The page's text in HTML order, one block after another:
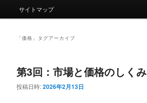
ュ
サイトマップ
「価格 」タグアーカイブ
第3回：市場と価格のしくみ
投稿日時:2026年2月13日